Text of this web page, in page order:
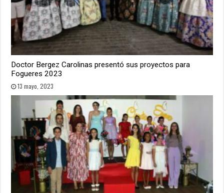
Doctor Bergez Carolinas presentó sus proyectos para
Fogueres 2023
13 mayo, 2023